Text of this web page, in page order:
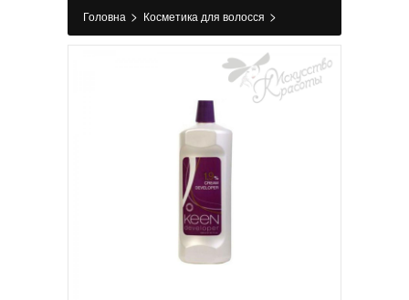
Головна > Косметика для волосся >
Фарбування>Окислювач>Крем - окислитель